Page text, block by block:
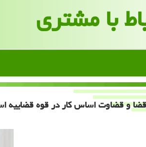
با مشتری
و قضاوت اساس کار در قوه قضاییه